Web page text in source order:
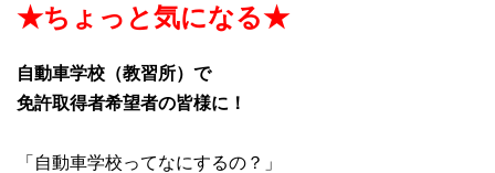
★ちょっと気になる★
自動車学校（教習所）で
免許取得者希望者の皆様に！
「自動車学校ってなにするの？」